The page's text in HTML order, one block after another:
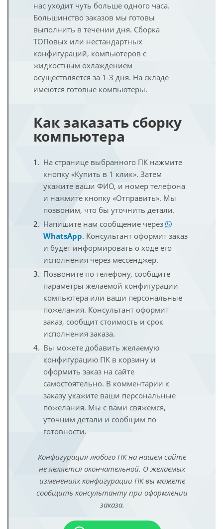
нас уходит чуть больше одного часа.
Большинство заказов мы готовы
выполнить в течении дня. Сборка
ТОПовых или нестандартных
конфигураций, компьютеров с
жидкостным охлаждением
осуществляется за 1-3 дня. На складе
имеются готовые компьютеры.
Как заказать сборку
компьютера
На странице выбранного ПК нажмите
кнопку «Купить в 1 клик». Затем
укажите ваши ФИО, и номер телефона
и нажмите кнопку «Отправить». Мы
позвоним, что бы уточнить детали.
Напишите нам сообщение через
WhatsApp. Консультант оформит заказ
и будет информировать о ходе его
исполнения через мессенджер.
Позвоните по телефону, сообщите
параметры желаемой конфигурации
компьютера или ваши персональные
пожелания. Консультант оформит
заказ, сообщит стоимость и срок
исполнения заказа.
Вы можете добавить желаемую
конфигурацию ПК в корзину и
оформить заказ на сайте
самостоятельно. В комментарии к
заказу укажите ваши персональные
пожелания. Мы с вами свяжемся,
уточним детали и сообщим по
готовности.
Конфигурация любого ПК на нашем сайте
не является окончательной. О желаемых
изменениях конфигурации ПК вы можете
сообщить консультанту при оформлении
заказа.